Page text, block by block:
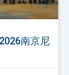
南京尼